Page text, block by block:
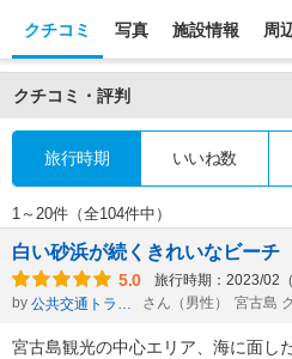
クチコミ 写真 施設情報 周
クチコミ・評判
旅行時期 いいね数
1～20件（全104件中）
白い砂浜が続くきれいなビーチ
5.0 旅行時期：2023/02
by
公共交通トラベラーken さん（男性） 宮古島
宮古島観光の中心エリア、海に面し